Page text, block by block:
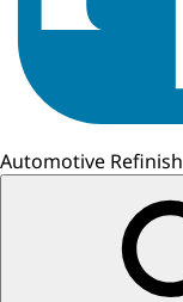
Automotive Refinish